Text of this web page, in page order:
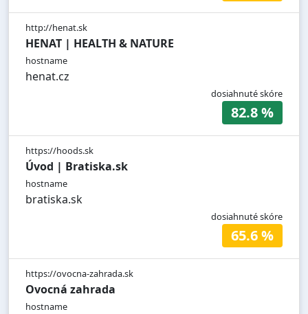
http://henat.sk
HENAT | HEALTH & NATURE
hostname
henat.cz
dosiahnuté skóre
82.8 %
https://hoods.sk
Úvod | Bratiska.sk
hostname
bratiska.sk
dosiahnuté skóre
65.6 %
https://ovocna-zahrada.sk
Ovocná zahrada
hostname